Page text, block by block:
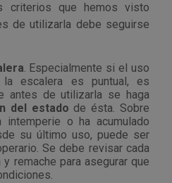
criterios que hemos visto
de utilizarla debe seguirse
. Especialmente si el uso
escalera es puntual, es
antes de utilizarla se haga
del estado de ésta. Sobre
o ha acumulado
su último uso, puede ser
Se debe revisar cada
remache para asegurar que